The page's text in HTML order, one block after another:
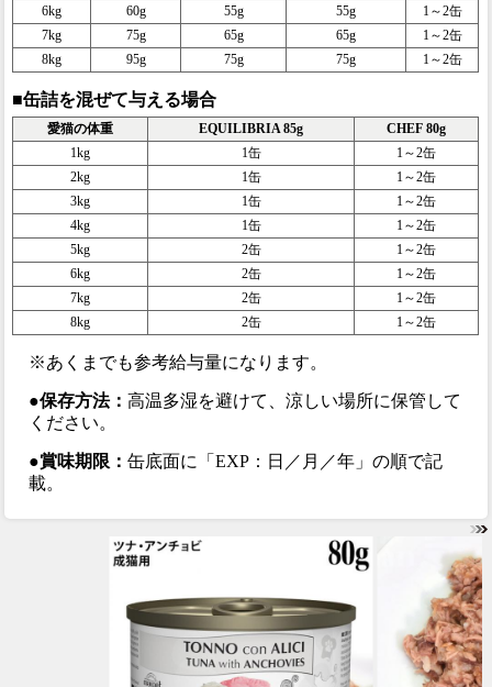
6kg
60g 55g 55g
1～2缶
7kg
75g 65g 65g
1～2缶
8kg
95g 75g 75g 1～2缶
■缶詰を混ぜて与える場合
愛猫の体重 EQUILIBRIA 85g
CHEF 80g
1kg
1缶
1～2缶
2kg
1缶
1～2缶
3kg
1缶
1～2缶
4kg
1缶
1～2缶
5kg
2缶
1～2缶
6kg
2缶
1～2缶
7kg
2缶
1～2缶
8kg
2缶 1～2缶
※あくまでも参考給与量になります。
●保存方法：高温多湿を避けて、涼しい場所に保管して
ください。
●賞味期限：缶底面に「EXP：日／月／年」の順で記
載。